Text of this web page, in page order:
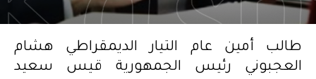
طالب أمين عام التيار الديمقراطي هشام
العجبوني رئيس الجمهورية قيس سعيد